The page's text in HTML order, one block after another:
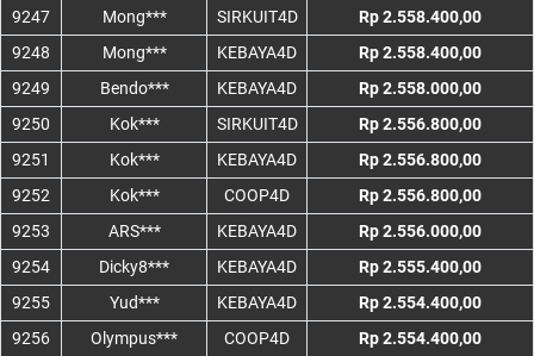
9247
Mong*** SIRKUIT4D
Rp 2.558.400,00
9248
Mong*** KEBAYA4D
Rp 2.558.400,00
9249
Bendo*** KEBAYA4D
Rp 2.558.000,00
9250
Kok*** SIRKUIT4D
Rp 2.556.800,00
9251
Kok*** KEBAYA4D
Rp 2.556.800,00
9252
Kok*** COOP4D
Rp 2.556.800,00
9253
ARS*** KEBAYA4D
Rp 2.556.000,00
9254
Dicky8*** KEBAYA4D
Rp 2.555.400,00
9255
Yud*** KEBAYA4D
Rp 2.554.400,00
9256
Olympus*** COOP4D
Rp 2.554.400,00